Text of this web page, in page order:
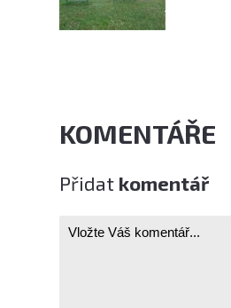
KOMENTÁŘE
Přidat komentář